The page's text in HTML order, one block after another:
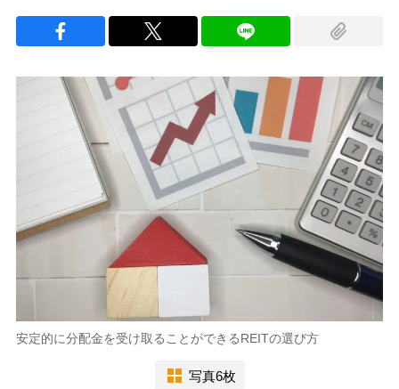
安定的に分配金を受け取ることができるREITの選び方
写真6枚